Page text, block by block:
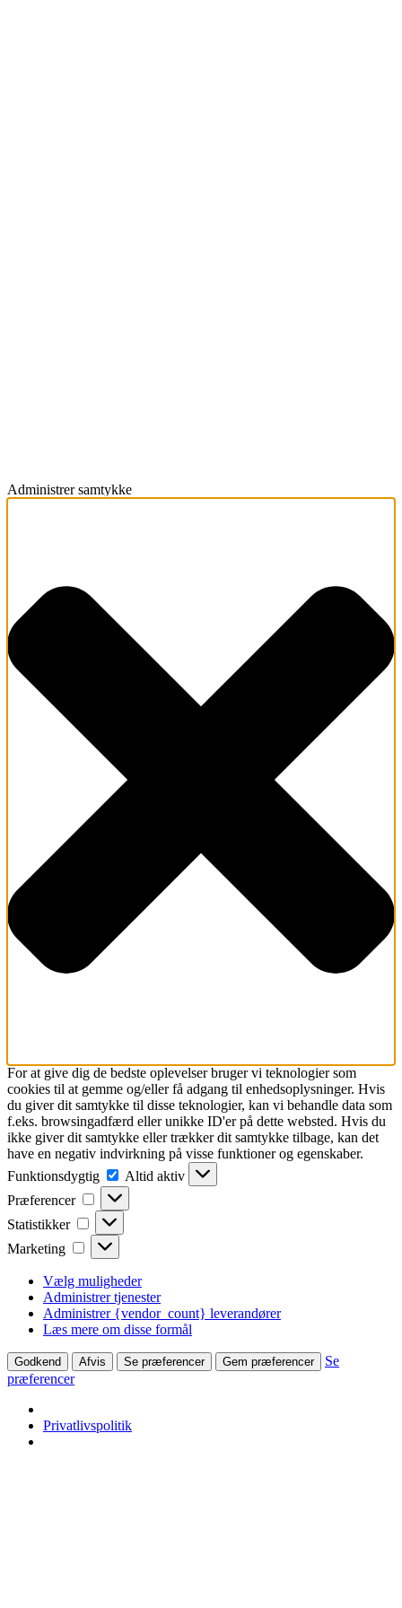
Administrer samtykke
For at give dig de bedste oplevelser bruger vi teknologier som
cookies til at gemme og/eller få adgang til enhedsoplysninger. Hvis
du giver dit samtykke til disse teknologier, kan vi behandle data som
f.eks. browsingadfærd eller unikke ID'er på dette websted. Hvis du
ikke giver dit samtykke eller trækker dit samtykke tilbage, kan det
have en negativ indvirkning på visse funktioner og egenskaber.
Funktionsdygtig
Funktionsdygtig
Altid aktiv
Præferencer
Præferencer
Statistikker Statistikker
Marketing Marketing
Vælg muligheder
Administrer tjenester
Administrer {vendor_count} leverandører
Læs mere om disse formål
Godkend Afvis Se præferencer Gem præferencer
Se
præferencer
Privatlivspolitik